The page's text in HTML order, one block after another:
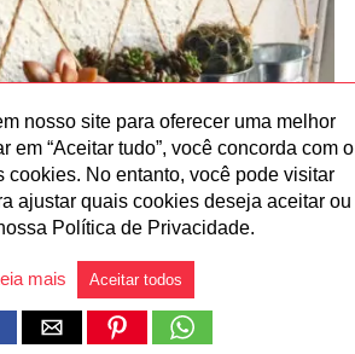
nosso site para oferecer uma melhor
em “Aceitar tudo”, você concorda com o
cookies. No entanto, você pode visitar
ajustar quais cookies deseja aceitar ou
Política de Privacidade.
mais Aceitar todos